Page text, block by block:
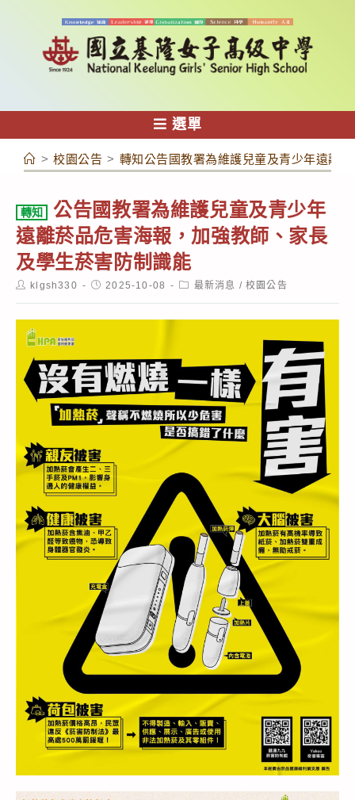
容
選單
> 校園公告 > 轉知公告國教署為維護兒童及青少年遠離
轉知
公告國教署為維護兒童及青少年
遠離菸品危害海報，加強教師、家長
及學生菸害防制識能
Postklgsh330
Post2025-10-08
Post最新消息 / 校園公告